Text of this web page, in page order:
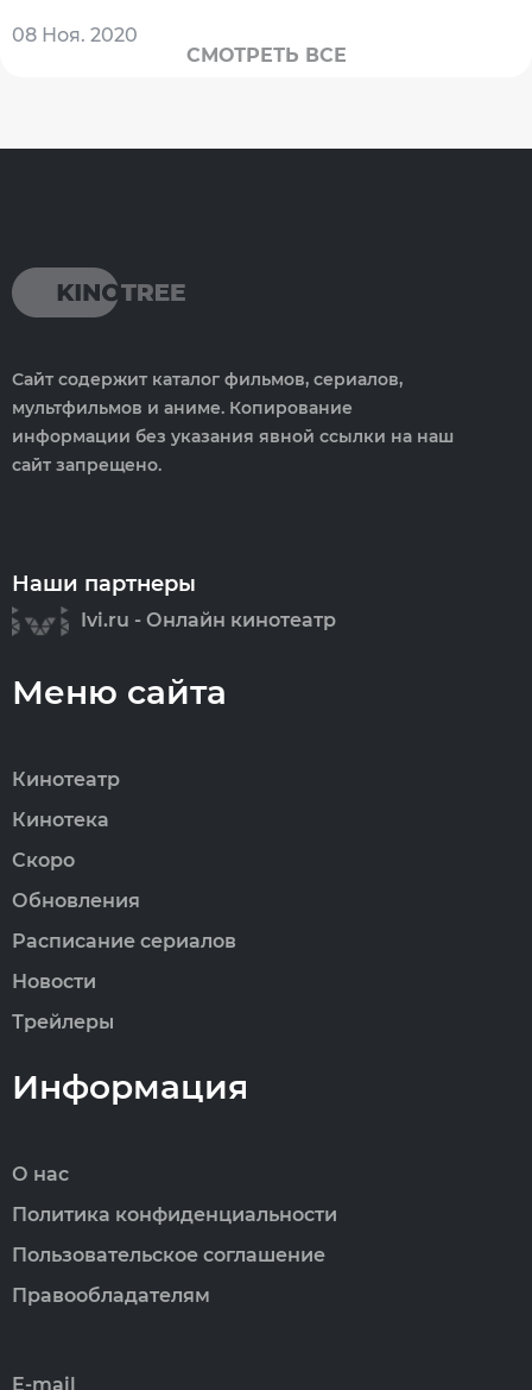
08 Ноя. 2020
СМОТРЕТЬ ВСЕ
Сайт содержит каталог фильмов, сериалов,
мультфильмов и аниме. Копирование
информации без указания явной ссылки на наш
сайт запрещено.
Наши партнеры
Ivi.ru - Онлайн кинотеатр
Меню сайта
Кинотеатр
Кинотека
Скоро
Обновления
Расписание сериалов
Новости
Трейлеры
Информация
О нас
Политика конфиденциальности
Пользовательское соглашение
Правообладателям
E-mail